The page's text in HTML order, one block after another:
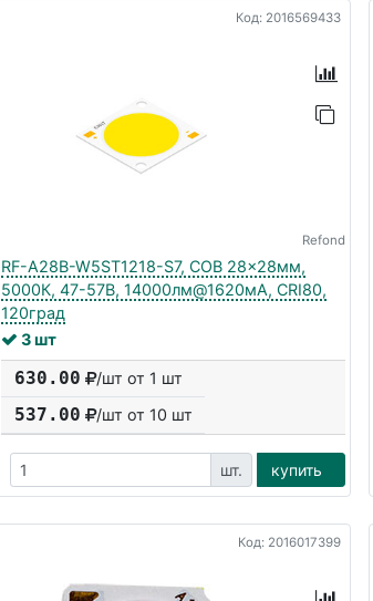
Код: 2016569433
Refond
RF-A28B-W5ST1218-S7, COB 28x28мм,
5000К, 47-57В, 14000лм@1620мА, CRI80,
120град
3 шт
630.00 /шт от 1 шт
537.00 /шт от 10 шт
шт. купить
Код: 2016017399